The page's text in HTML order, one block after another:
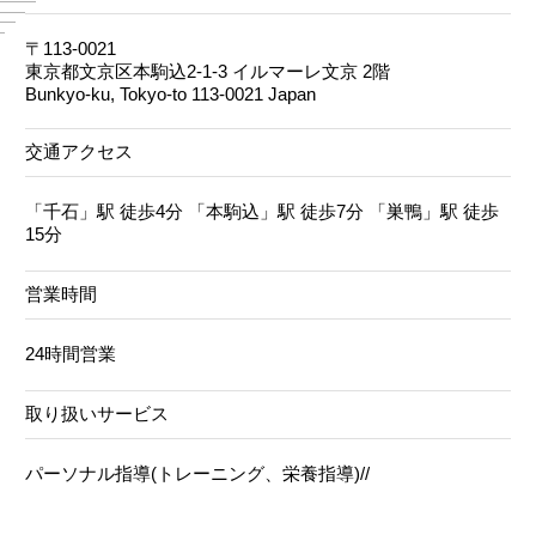
〒113-0021
東京都文京区本駒込2-1-3 イルマーレ文京 2階
Bunkyo-ku, Tokyo-to 113-0021 Japan
交通アクセス
「千石」駅 徒歩4分 「本駒込」駅 徒歩7分 「巣鴨」駅 徒歩
15分
営業時間
24時間営業
取り扱いサービス
パーソナル指導(トレーニング、栄養指導)//